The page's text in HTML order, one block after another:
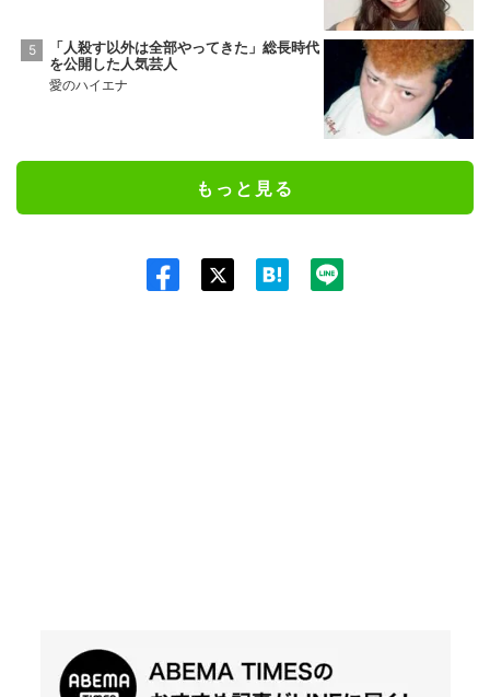
「人殺す以外は全部やってきた」総長時代
を公開した人気芸人
愛のハイエナ
もっと見る